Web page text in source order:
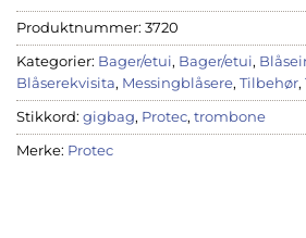
Produktnummer: 3720
Kategorier: Bager/etui, Bager/etui,
Blåserekvisita, Messingblåsere, Tilbehør,
Stikkord: gigbag, Protec, trombone
Merke: Protec